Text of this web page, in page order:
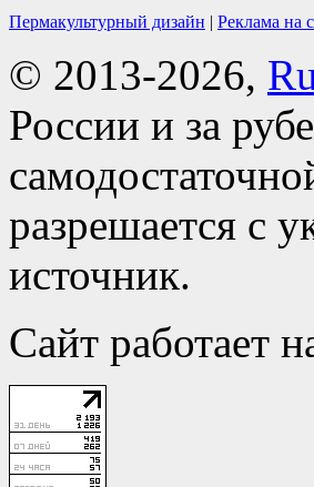
Пермакультурный дизайн | Реклама на
© 2013-2026,
России и за
разрешается с
источник.
Сайт работает